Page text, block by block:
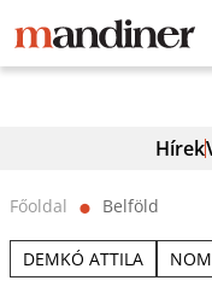
Hírek
Főoldal ⬤ Belföld
DEMKÓ ATTILA